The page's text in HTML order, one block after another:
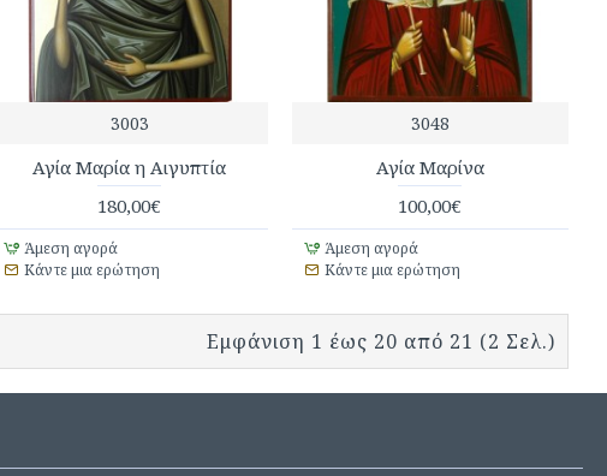
3003
Αγία Μαρία η Αιγυπτία
180,00€
Άμεση αγορά
Κάντε μια ερώτηση
3048
Αγία Μαρίνα
100,00€
Άμεση αγορά
Κάντε μια ερώτηση
Εμφάνιση 1 έως 20 από 21 (2 Σελ.)